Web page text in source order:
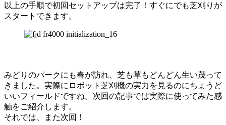
以上の手順で初回セットアップは完了！すぐにでも芝刈りが
スタートできます。
みどりのパークにも春が訪れ、芝も草もどんどん生い茂って
きました。実際にロボット芝刈機の実力を見るのにちょうど
いいフィールドですね。次回の記事では実際に使ってみた感
触をご紹介します。
それでは、また次回！